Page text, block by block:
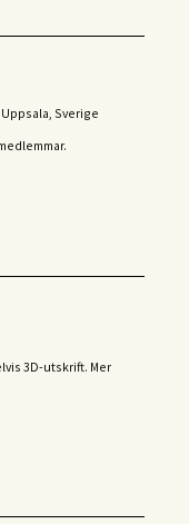
Uppsala, Sverige
3D-utskrift. Mer